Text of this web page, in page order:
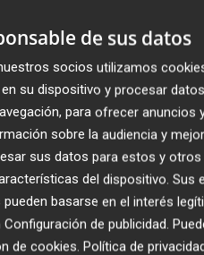
pública de un
presupuestadas en
a España por la
entiende que esta
con unas
a la franquicia
climáticos, las opciones
pasos que den las
estén mejor
de sus datos
socios utilizamos
su dispositivo y procesar
para ofrecer
sobre la audiencia y
sus datos para estos y
del dispositivo. Sus
basarse en el interés
Configuración de publicidad.
de cookies. Política de